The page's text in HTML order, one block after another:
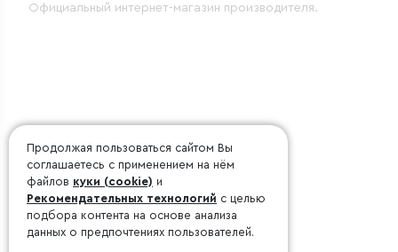
Официальный интернет-магазин производителя.
Продолжая пользоваться сайтом Вы
соглашаетесь с применением на нём
файлов куки (cookie) и
Рекомендательных технологий с целью
подбора контента на основе анализа
данных о предпочтениях пользователей.